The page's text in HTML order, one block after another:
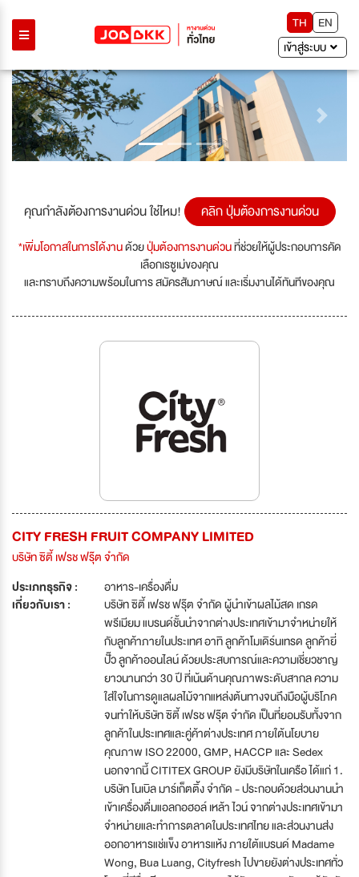
TH
EN
เข้าสู่ระบบ
Previous Next
คุณกำลังต้องการงานด่วน ใช่ไหม! คลิก ปุ่มต้องการงานด่วน
*เพิ่มโอกาสในการได้งานด้วยปุ่มต้องการงานด่วนที่ช่วยให้ผู้ประกอบการคัด
เลือกเรซูเม่ของคุณ
และทราบถึงความพร้อมในการ สมัครสัมภาษณ์ และเริ่มงานได้ทันทีของคุณ
CITY FRESH FRUIT COMPANY LIMITED
บริษัท ซิตี้ เฟรช ฟรุ๊ต จำกัด
ประเภทธุรกิจ :
อาหาร-เครื่องดื่ม
เกี่ยวกับเรา :
บริษัท ซิตี้ เฟรช ฟรุ๊ต จำกัด ผู้นำเข้าผลไม้สด เกรด
พรีเมียม แบรนด์ชั้นนำจากต่างประเทศเข้ามาจำหน่ายให้
กับลูกค้าภายในประเทศ อาทิ ลูกค้าโมเดิร์นเทรด ลูกค้ายี่
ปั๊ว ลูกค้าออนไลน์ ด้วยประสบการณ์และความเชี่ยวชาญ
ยาวนานกว่า 30 ปี ที่เน้นด้านคุณภาพระดับสากล ความ
ใส่ใจในการดูแลผลไม้จากแหล่งต้นทางจนถึงมือผู้บริโภค
จนทำให้บริษัท ซิตี้ เฟรช ฟรุ๊ต จำกัด เป็นที่ยอมรับทั้งจาก
ลูกค้าในประเทศและคู่ค้าต่างประเทศ ภายใต้นโยบาย
คุณภาพ ISO 22000, GMP, HACCP และ Sedex
นอกจากนี้ CITITEX GROUP ยังมีบริษัทในเครือ ได้แก่ 1.
บริษัท โนเบิล มาร์เก็ตติ้ง จำกัด - ประกอบด้วยส่วนงานนำ
เข้าเครื่องดื่มแอลกอฮอล์ เหล้า ไวน์ จากต่างประเทศเข้ามา
จำหน่ายและทำการตลาดในประเทศไทย และส่วนงานส่ง
ออกอาหารแช่แข็ง อาหารแห้ง ภายใต้แบรนด์ Madame
Wong, Bua Luang, Cityfresh ไปขายยังต่างประเทศทั่ว